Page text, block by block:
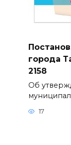
города
2158
Об
17